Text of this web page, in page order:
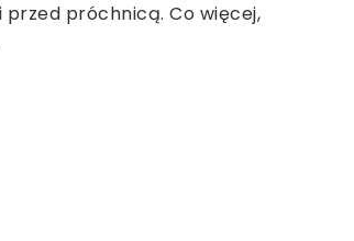
próchnicą. Co więcej,